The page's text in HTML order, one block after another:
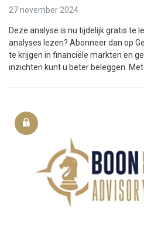
27 november 2024
Deze analyse is nu tijdelijk gratis te
analyses lezen? Abonneer dan op
te krijgen in financiële markten en
inzichten kunt u beter beleggen. Met